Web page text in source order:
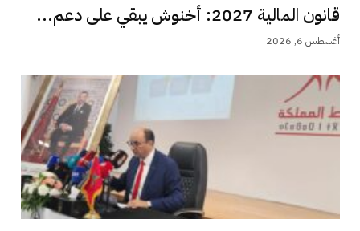
قانون المالية 2027: أخنوش يبقي على دعم...
أغسطس 6, 2026